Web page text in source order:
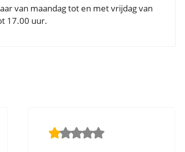
van maandag tot en met vrijdag van
17.00 uur.